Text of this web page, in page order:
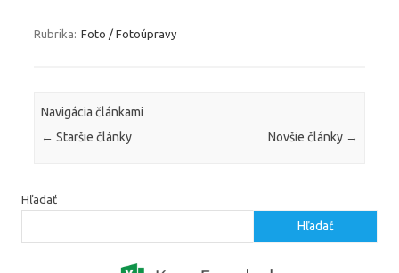
Rubrika: Foto / Fotoúpravy
Navigácia článkami
← Staršie články Novšie články →
Hľadať
Hľadať